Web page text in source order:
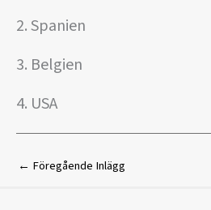
2. Spanien
3. Belgien
4. USA
← Föregående Inlägg